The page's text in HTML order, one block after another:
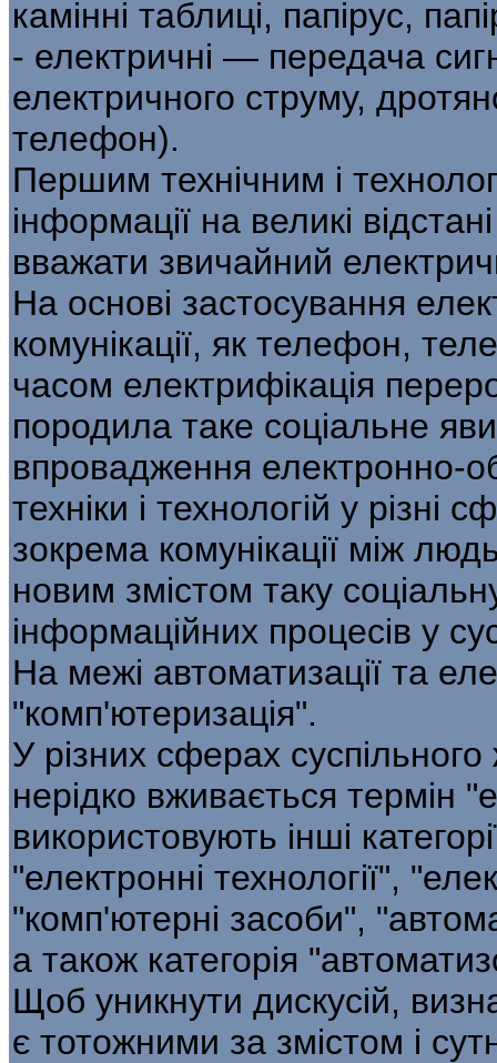
камінні таблиці, папірус,
- електричні — передача
електричного струму,
телефон).
Першим технічним і
інформації на великі
вважати звичайний
На основі застосування
комунікації, як телефон,
часом електрифікація
породила таке соціальне
впровадження електронно-
техніки і технологій у різні
зокрема комунікації між
новим змістом таку
інформаційних процесів у
На межі автоматизації та
"комп'ютеризація".
У різних сферах
нерідко вживається термін
використовують інші
"електронні технології",
"комп'ютерні засоби",
а також категорія
Щоб уникнути дискусій,
є тотожними за змістом і